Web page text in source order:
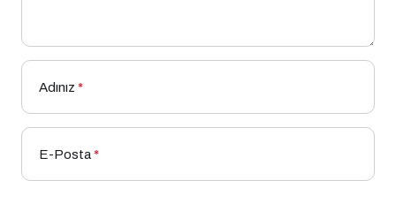
Adınız *
E-Posta*